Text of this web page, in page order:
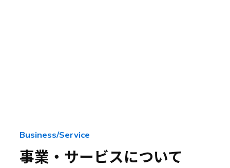
私たちについて
Business/Service
事業・サービスについて